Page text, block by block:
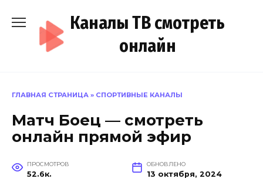
содержанию
Каналы ТВ смотреть
онлайн
ГЛАВНАЯ СТРАНИЦА » СПОРТИВНЫЕ КАНАЛЫ
Матч Боец — смотреть
онлайн прямой эфир
ПРОСМОТРОВ
52.6к.
ОБНОВЛЕНО
13 октября, 2024